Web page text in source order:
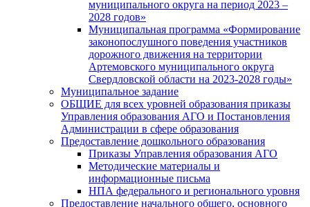
муниципального округа на период 2023 –
2028 годов»
Муниципальная программа «Формирование
законопослушного поведения участников
дорожного движения на территории
Артемовского муниципального округа
Свердловской области на 2023-2028 годы»
Муниципальное задание
ОБЩИЕ для всех уровней образования приказы
Управления образования АГО и Постановления
Администрации в сфере образования
Предоставление дошкольного образования
Приказы Управления образования АГО
Методические материалы и
информационные письма
НПА федерального и регионального уровня
Предоставление начального общего, основного